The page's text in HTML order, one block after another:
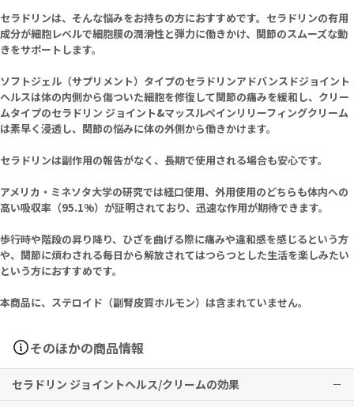
セラドリンは、そんな悩みをお持ちの方におすすめです。セラドリンの有用
成分が細胞レベルで細胞膜の潤滑性と弾力に働きかけ、関節のスムーズな動
きをサポートします。
ソフトジェル（サプリメント）タイプのセラドリンアドバンスドジョイント
ヘルスは体の内側から傷ついた細胞を修復して関節の痛みを緩和し、クリー
ムタイプのセラドリン ジョイント&マッスルペインリリーフィングクリーム
は素早く浸透し、関節の悩みに体の外側から働きかけます。
セラドリンは副作用の報告がなく、長期で使用される場合も安心です。
アメリカ・ミネソタ大学の研究では経口使用、外用使用のどちらも体内への
高い吸収率（95.1%）が証明されており、迅速な作用が期待できます。
歩行時や階段の昇り降り、ひざを曲げる際に痛みや違和感を感じるという方
や、関節に煩わされる毎日から解放されてはつらつとした生活を楽しみたい
という方におすすめです。
本商品に、ステロイド（副腎皮質ホルモン）は含まれていません。
そのほかの商品情報
セラドリン ジョイントヘルス/クリームの効果